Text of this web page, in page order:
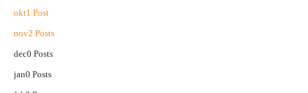
okt1 Post
nov2 Posts
dec0 Posts
jan0 Posts